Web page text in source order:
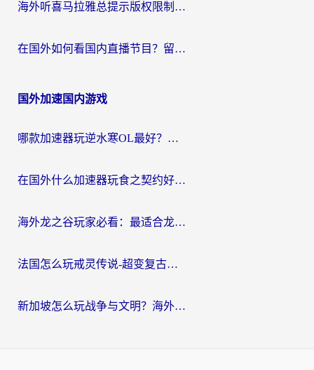
海外听喜马拉雅总提示版权限制？3步解决+2个音乐平台问题全攻略
在国外如何看国内直播节目？留学生亲测有效的追剧加速指南
国外加速国内游戏
哪款加速器玩逆水寒OL最好？海外党实测后的终极选择指南
在国外什么加速器玩食之契约好用？海外党亲测有效的国服游戏加速指南
海外龙之谷玩家必看：最适合龙之谷的加速器，解决延迟卡顿还能畅玩幻书启示录和梦幻西游？
法国怎么玩戒灵传说-超变复古传奇？海外玩家国服游戏加速终极指南
新加坡怎么玩战争与文明？海外党国服游戏加速器终极避坑指南